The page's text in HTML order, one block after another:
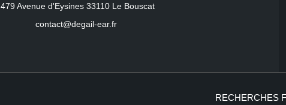
479 Avenue d'Eysines 33110 Le Bouscat
contact@degail-ear.fr
RECHERCHES